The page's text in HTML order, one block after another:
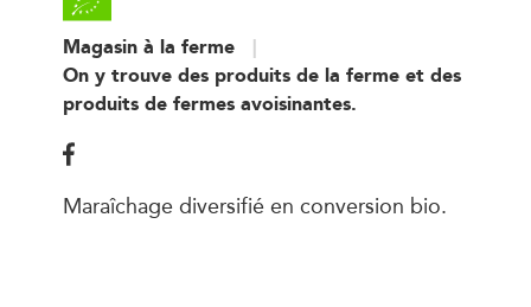
Magasin à la ferme
On y trouve des produits de la ferme et des
produits de fermes avoisinantes.
Maraîchage diversifié en conversion bio.